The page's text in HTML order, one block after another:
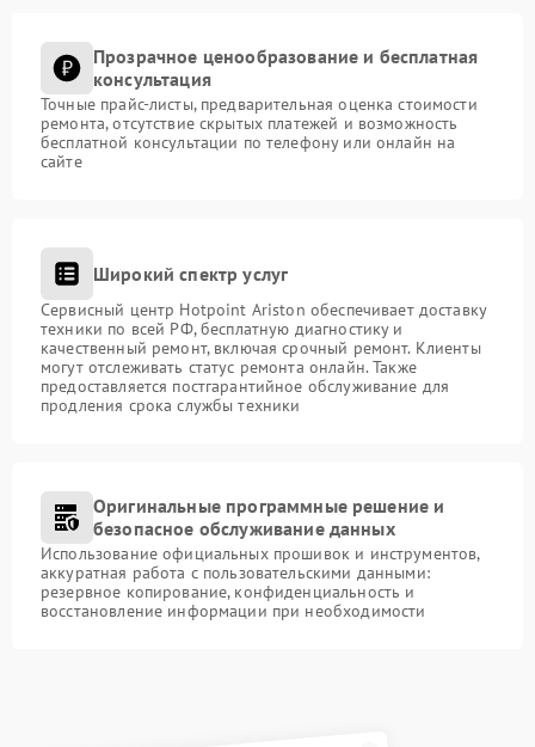
Прозрачное ценообразование и бесплатная
консультация
Точные прайс-листы, предварительная оценка стоимости
ремонта, отсутствие скрытых платежей и возможность
бесплатной консультации по телефону или онлайн на
сайте
Широкий спектр услуг
Сервисный центр Hotpoint Ariston обеспечивает доставку
техники по всей РФ, бесплатную диагностику и
качественный ремонт, включая срочный ремонт. Клиенты
могут отслеживать статус ремонта онлайн. Также
предоставляется постгарантийное обслуживание для
продления срока службы техники
Оригинальные программные решение и
безопасное обслуживание данных
Использование официальных прошивок и инструментов,
аккуратная работа с пользовательскими данными:
резервное копирование, конфиденциальность и
восстановление информации при необходимости